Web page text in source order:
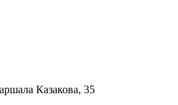
Казакова, 35